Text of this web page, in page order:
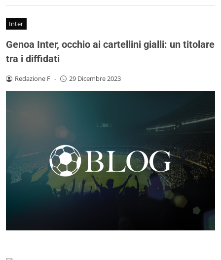
Inter
Genoa Inter, occhio ai cartellini gialli: un titolare
tra i diffidati
Redazione F - 29 Dicembre 2023